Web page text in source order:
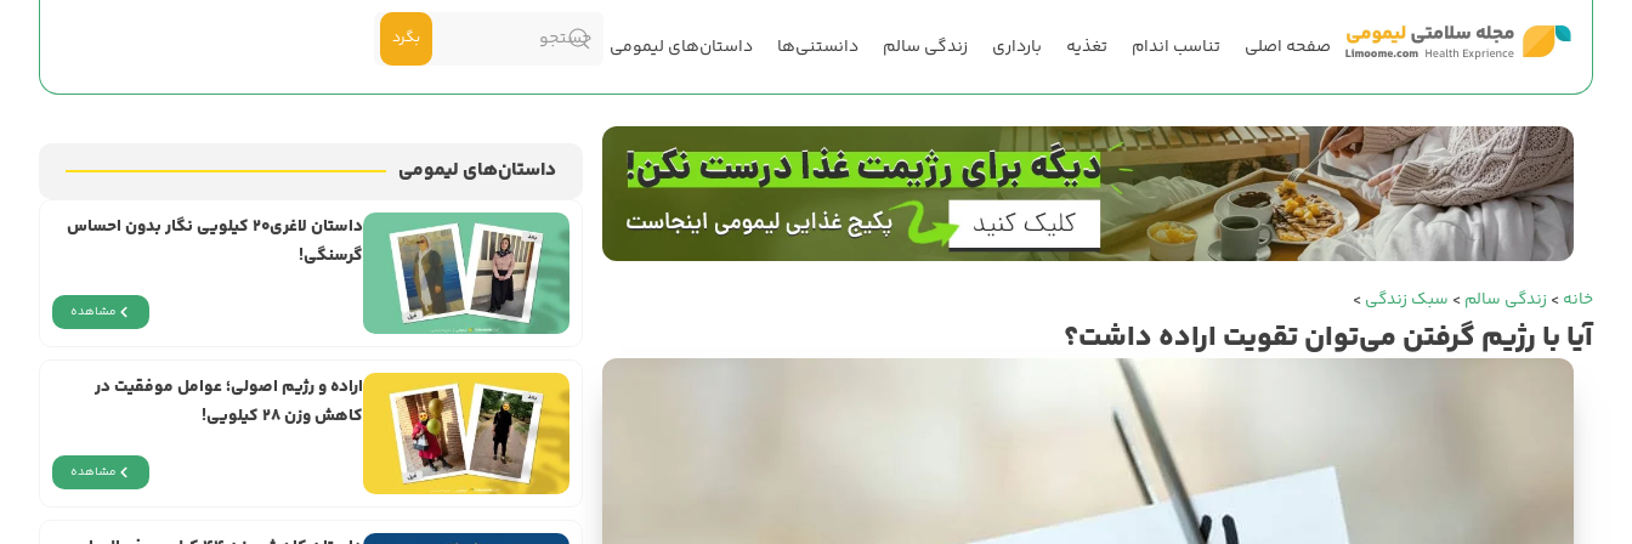
صفحه اصلی تناسب اندام تغذیه بارداری زندگی سالم دانستنی‌ها داستان‌های لیمومی بگرد
خانه> زندگی سالم> سبک زندگی>
آیا با رژیم گرفتن می‌توان تقویت اراده داشت؟
داستان‌های لیمومی
داستان لاغری۲۰ کیلویی نگار بدون احساس
گرسنگی!
مشاهده
اراده و رژيم اصولی؛ عوامل موفقیت در
کاهش وزن ۲۸ کیلویی!
مشاهده